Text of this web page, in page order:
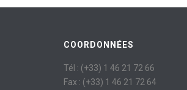
COORDONNÉES
Tél : (+33) 1 46 21 72 66
Fax : (+33) 1 46 21 72 64